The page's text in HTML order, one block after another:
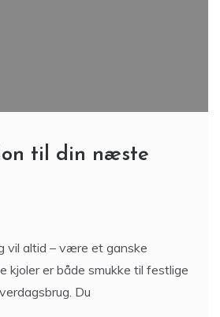
til din næste
vil altid – være et ganske
kjoler er både smukke til festlige
Du